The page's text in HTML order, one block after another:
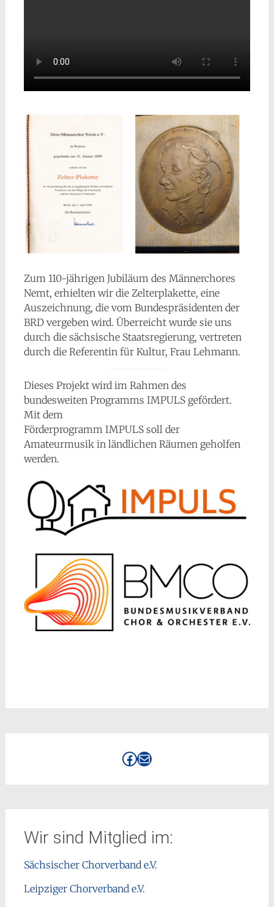
Zum 110-jährigen Jubiläum des Männerchores
Nemt, erhielten wir die Zelterplakette, eine
Auszeichnung, die vom Bundespräsidenten der
BRD vergeben wird. Überreicht wurde sie uns
durch die sächsische Staatsregierung, vertreten
durch die Referentin für Kultur, Frau Lehmann.
Dieses Projekt wird im Rahmen des
bundesweiten Programms IMPULS gefördert.
Mit dem
Förderprogramm IMPULS soll der
Amateurmusik in ländlichen Räumen geholfen
werden.
Facebook
E-Mail
Wir sind Mitglied im:
Sächsischer Chorverband e.V.
Leipziger Chorverband e.V.